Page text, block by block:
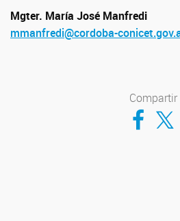
Mgter. María José Manfredi
mmanfredi@cordoba-
Compartir
Compartir